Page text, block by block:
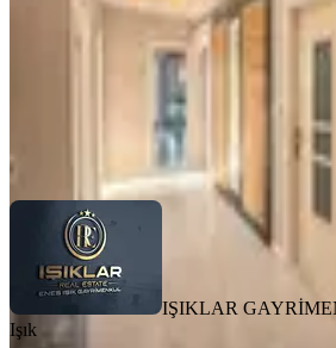
24.000 ₺
IŞIKLAR GAYRİMENKUL Enes Işık
IŞIKLAR
Işık